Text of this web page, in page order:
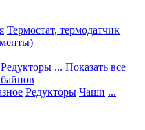
Термостат, термодатчик
Редукторы ... Показать все
Редукторы Чаши ...